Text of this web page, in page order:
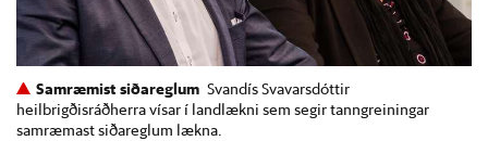
Samræmist siðareglum Svandís Svavarsdóttir
heilbrigðisráðherra vísar í landlækni sem segir tanngreiningar
samræmast siðareglum lækna.